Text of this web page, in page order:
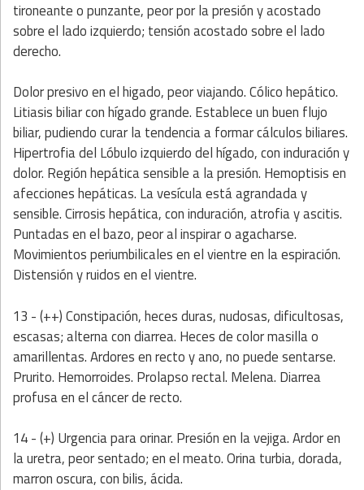
tironeante o punzante, peor por la presión y acostado
sobre el lado izquierdo; tensión acostado sobre el lado
derecho.
Dolor presivo en el higado, peor viajando. Cólico hepático.
Litiasis biliar con hígado grande. Establece un buen flujo
biliar, pudiendo curar la tendencia a formar cálculos biliares.
Hipertrofia del Lóbulo izquierdo del hígado, con induración y
dolor. Región hepática sensible a la presión. Hemoptisis en
afecciones hepáticas. La vesícula está agrandada y
sensible. Cirrosis hepática, con induración, atrofia y ascitis.
Puntadas en el bazo, peor al inspirar o agacharse.
Movimientos periumbilicales en el vientre en la espiración.
Distensión y ruidos en el vientre.
13 - (++) Constipación, heces duras, nudosas, dificultosas,
escasas; alterna con diarrea. Heces de color masilla o
amarillentas. Ardores en recto y ano, no puede sentarse.
Prurito. Hemorroides. Prolapso rectal. Melena. Diarrea
profusa en el cáncer de recto.
14 - (+) Urgencia para orinar. Presión en la vejiga. Ardor en
la uretra, peor sentado; en el meato. Orina turbia, dorada,
marron oscura, con bilis, ácida.